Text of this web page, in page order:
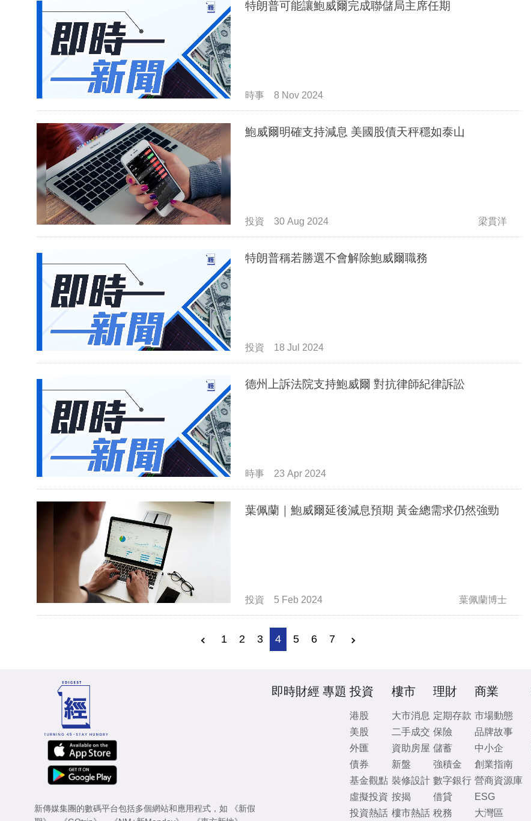
特朗普可能讓鮑威爾完成聯儲局主席任期
時事 8 Nov 2024
鮑威爾明確支持減息 美國股債天秤穩如泰山
投資 30 Aug 2024 梁貫洋
特朗普稱若勝選不會解除鮑威爾職務
投資 18 Jul 2024
德州上訴法院支持鮑威爾 對抗律師紀律訴訟
時事 23 Apr 2024
葉佩蘭｜鮑威爾延後減息預期 黃金總需求仍然強勁
投資 5 Feb 2024 葉佩蘭博士
1 2 3 4 5 6 7
新傳媒集團的數碼平台包括多個網站和應用程式，如
《新假
即時財經 專題 投資
港股
美股
外匯
債券
基金觀點
虛擬投資
投資熱話
樓市
大市消息
二手成交
資助房屋
新盤
裝修設計
按揭
樓市熱話
理財
定期存款
保險
儲蓄
強積金
數字銀行
借貸
稅務
商業
市場動態
品牌故事
中小企
創業指南
營商資源庫
ESG
大灣區